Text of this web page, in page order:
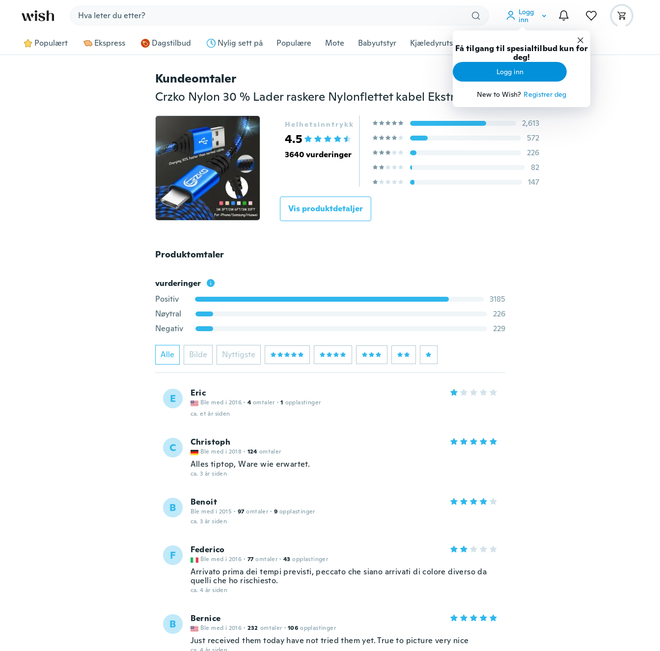
Logg
inn
Få tilgang til spesialtilbud kun for
deg!
Logg inn
New to Wish? Registrer deg
Populært Ekspress Dagstilbud Nylig sett på Populære Mote Babyutstyr Kjæledyrutstyr Gadgets Verktøy
Kundeomtaler
Crzko Nylon 30 % Lader raskere Nylonflettet kabel Ekstra lang ladeledning for IPhone 5 6 7 8 Samsung Huawei HTC Etc((0.8ft=25cm 3.3ft=1m 6.6ft=2m 10ft=3m)
Helhetsinntrykk
4.5
3640 vurderinger
2,613
572
226
82
147
Vis produktdetaljer
Produktomtaler
vurderinger
Positiv
3185
Nøytral
226
Negativ
229
Alle Bilde Nyttigste
E Eric
Ble med i 2016 · 4 omtaler · 1 opplastinger
ca. et år siden
C Christoph
Ble med i 2018 · 124 omtaler
Alles tiptop, Ware wie erwartet.
ca. 3 år siden
B Benoit
Ble med i 2015 · 97 omtaler · 9 opplastinger
ca. 3 år siden
F Federico
Ble med i 2016 · 77 omtaler · 43 opplastinger
Arrivato prima dei tempi previsti, peccato che siano arrivati di colore diverso da
quelli che ho rischiesto.
ca. 4 år siden
B Bernice
Ble med i 2016 · 232 omtaler · 106 opplastinger
Just received them today have not tried them yet. True to picture very nice